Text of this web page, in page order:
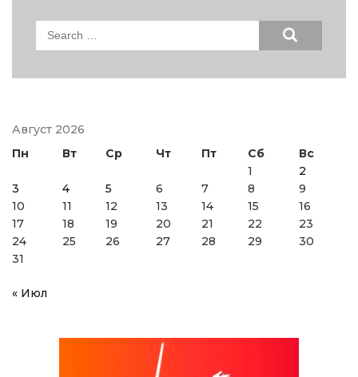
Search
Август 2026
Пн
Вт Ср Чт Пт Сб
Вс
1
2
3
4 5 6 7 8
9
10
11 12 13 14 15
16
17
18 19 20 21 22
23
24
25 26 27 28 29
30
31
« Июл